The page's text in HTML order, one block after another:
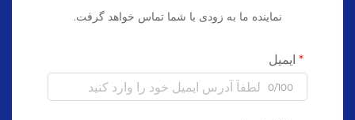
نماینده ما به زودی با شما تماس خواهد گرفت.
ایمیل
0/100